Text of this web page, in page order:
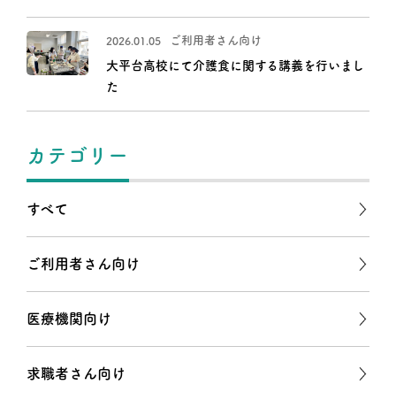
2026.01.05 ご利用者さん向け
大平台高校にて介護食に関する講義を行いまし
た
カテゴリー
すべて
ご利用者さん向け
医療機関向け
求職者さん向け